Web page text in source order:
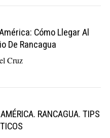
Cómo Llegar Al
De Rancagua
Cruz
RANCAGUA. TIPS